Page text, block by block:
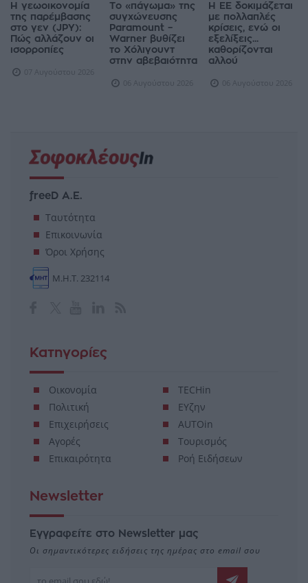
Η γεωοικονομία
της παρέμβασης
στο γεν (JPY):
Πώς αλλάζουν οι
ισορροπίες
07 Αυγούστου 2026
Το «πάγωμα» της
συγχώνευσης
Paramount –
Warner βυθίζει
το Χόλιγουντ
στην αβεβαιότητα
06 Αυγούστου 2026
Η ΕΕ δοκιμάζεται
με πολλαπλές
κρίσεις, ενώ οι
εξελίξεις...
καθορίζονται
αλλού
06 Αυγούστου 2026